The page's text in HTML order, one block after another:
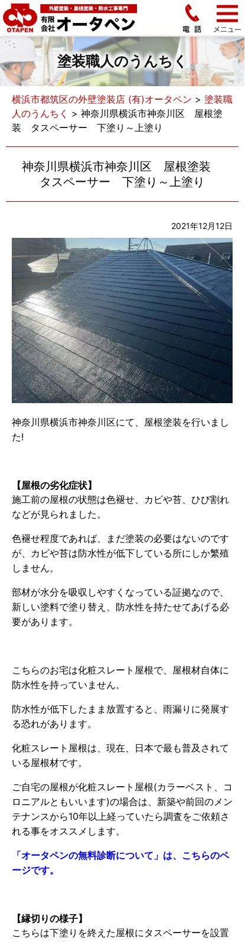
塗装職人のうんちく
横浜市都筑区の外壁塗装店 (有)オータペン > 塗装職
人のうんちく > 神奈川県横浜市神奈川区 屋根塗
装 タスペーサー 下塗り～上塗り
神奈川県横浜市神奈川区 屋根塗装
タスペーサー 下塗り～上塗り
2021年12月12日
神奈川県横浜市神奈川区にて、屋根塗装を行いまし
た!
【屋根の劣化症状】
施工前の屋根の状態は色褪せ、カビや苔、ひび割れ
などが見られました。
色褪せ程度であれば、まだ塗装の必要はないのです
が、カビや苔は防水性が低下している所にしか繁殖
しません。
部材が水分を吸収しやすくなっている証拠なので、
新しい塗料で塗り替え、防水性を持たせてあげる必
要があります。
こちらのお宅は化粧スレート屋根で、屋根材自体に
防水性を持っていません。
防水性が低下したまま放置すると、雨漏りに発展す
る恐れがあります。
化粧スレート屋根は、現在、日本で最も普及されて
いる屋根材です。
ご自宅の屋根が化粧スレート屋根(カラーベスト、コ
ロニアルともいいます)の場合は、新築や前回のメン
テナンスから10年以上経っていたら調査をご依頼さ
れる事をオススメします。
「オータペンの無料診断について」は、こちらのペ
ージです。
【縁切りの様子】
こちらは下塗りを終えた屋根にタスペーサーを設置